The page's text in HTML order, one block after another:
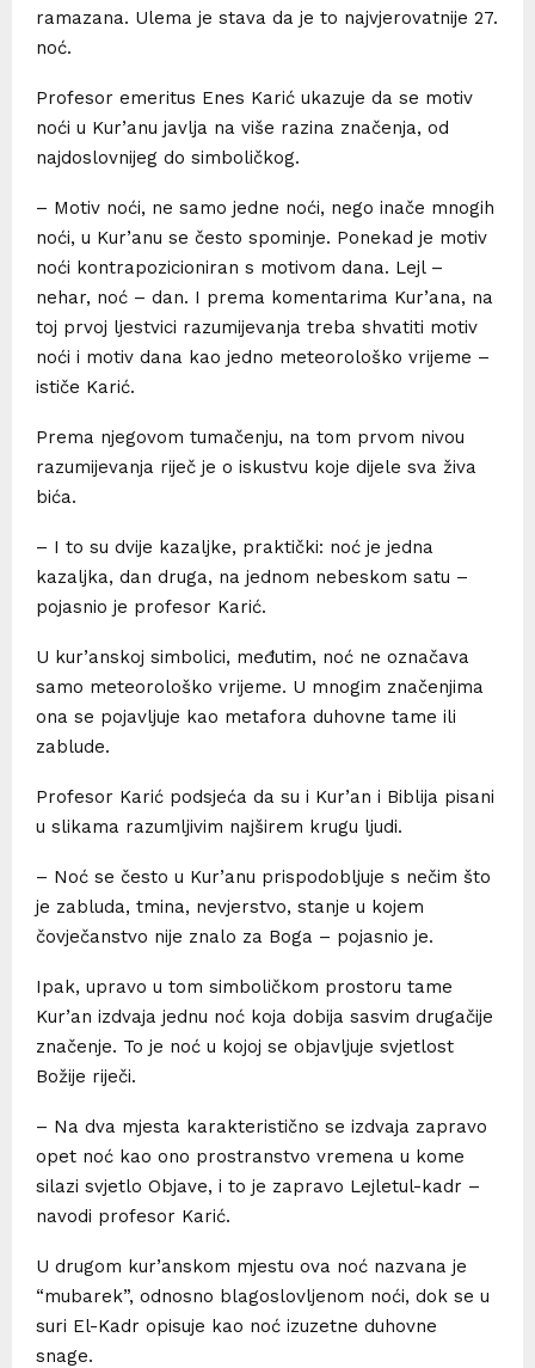
ramazana. Ulema je stava da je to najvjerovatnije 27.
noć.
Profesor emeritus Enes Karić ukazuje da se motiv
noći u Kur’anu javlja na više razina značenja, od
najdoslovnijeg do simboličkog.
– Motiv noći, ne samo jedne noći, nego inače mnogih
noći, u Kur’anu se često spominje. Ponekad je motiv
noći kontrapozicioniran s motivom dana. Lejl –
nehar, noć – dan. I prema komentarima Kur’ana, na
toj prvoj ljestvici razumijevanja treba shvatiti motiv
noći i motiv dana kao jedno meteorološko vrijeme –
ističe Karić.
Prema njegovom tumačenju, na tom prvom nivou
razumijevanja riječ je o iskustvu koje dijele sva živa
bića.
– I to su dvije kazaljke, praktički: noć je jedna
kazaljka, dan druga, na jednom nebeskom satu –
pojasnio je profesor Karić.
U kur’anskoj simbolici, međutim, noć ne označava
samo meteorološko vrijeme. U mnogim značenjima
ona se pojavljuje kao metafora duhovne tame ili
zablude.
Profesor Karić podsjeća da su i Kur’an i Biblija pisani
u slikama razumljivim najširem krugu ljudi.
– Noć se često u Kur’anu prispodobljuje s nečim što
je zabluda, tmina, nevjerstvo, stanje u kojem
čovječanstvo nije znalo za Boga – pojasnio je.
Ipak, upravo u tom simboličkom prostoru tame
Kur’an izdvaja jednu noć koja dobija sasvim drugačije
značenje. To je noć u kojoj se objavljuje svjetlost
Božije riječi.
– Na dva mjesta karakteristično se izdvaja zapravo
opet noć kao ono prostranstvo vremena u kome
silazi svjetlo Objave, i to je zapravo Lejletul-kadr –
navodi profesor Karić.
U drugom kur’anskom mjestu ova noć nazvana je
“mubarek”, odnosno blagoslovljenom noći, dok se u
suri El-Kadr opisuje kao noć izuzetne duhovne
snage.